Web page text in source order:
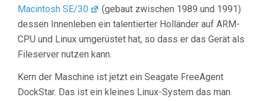
Macintosh SE/30
(gebaut zwischen 1989 und 1991)
dessen Innenleben ein talentierter Holländer auf ARM-
CPU und Linux umgerüstet hat, so dass er das Gerät als
Fileserver nutzen kann.
Kern der Maschine ist jetzt ein Seagate FreeAgent
DockStar. Das ist ein kleines Linux-System das man